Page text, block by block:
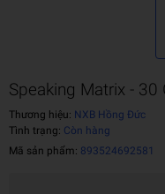
Speaking Matrix - 30
Thương hiệu: NXB Hồng Đức
Tình trạng: Còn hàng
Mã sản phẩm: 893524692581